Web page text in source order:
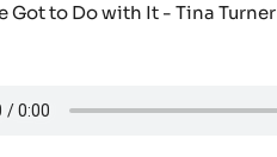
Got to Do with It - Tina Turner